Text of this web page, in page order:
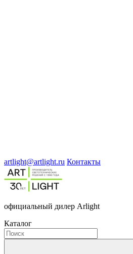
artlight@artlight.ru Контакты
официальный дилер Arlight
Каталог